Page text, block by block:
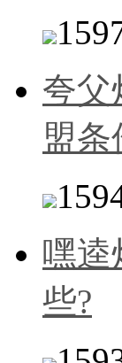
夸父
盟条
嘿逵
些?